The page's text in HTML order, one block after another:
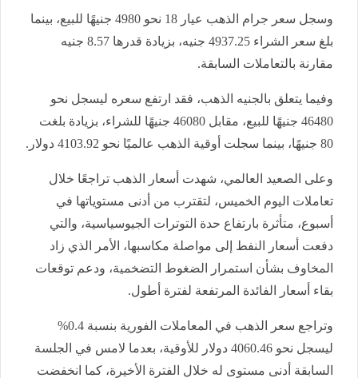
وسجل سعر جرام الذهب عيار 18 نحو 4980 جنيهًا للبيع، بينما
بلغ سعر الشراء 4937.25 جنيه، بزيادة قدرها 8.57 جنيه
مقارنة بالتعاملات السابقة.
وفيما يتعلق بالجنيه الذهب، فقد ارتفع سعره ليسجل نحو
46480 جنيهًا للبيع، مقابل 46080 جنيهًا للشراء، بزيادة بلغت
80 جنيهًا، بينما سجلت أوقية الذهب عالميًا نحو 4103.92 دولار.
وعلى الصعيد العالمي، شهدت أسعار الذهب تراجعًا خلال
تعاملات اليوم الخميس، لتقترب من أدنى مستوياتها في
أسبوع، متأثرة بارتفاع حدة التوترات الجيوسياسية، والتي
دفعت أسعار النفط إلى مواصلة مكاسبها، الأمر الذي زاد
المخاوف بشأن استمرار الضغوط التضخمية، ودعم توقعات
بقاء أسعار الفائدة المرتفعة لفترة أطول.
وتراجع سعر الذهب في المعاملات الفورية بنسبة 0.4%
ليسجل نحو 4060.46 دولار للأوقية، بعدما لامس في الجلسة
السابقة أدنى مستوى له خلال الفترة الأخيرة، كما انخفضت